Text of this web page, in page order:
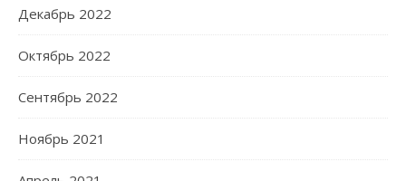
Декабрь 2022
Октябрь 2022
Сентябрь 2022
Ноябрь 2021